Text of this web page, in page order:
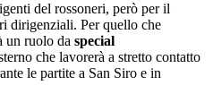
del rossoneri, però per il
dirigenziali. Per quello che
un ruolo da special
che lavorerà a stretto contatto
le partite a San Siro e in